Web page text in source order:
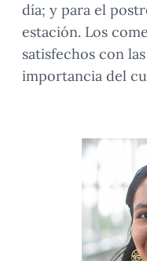
día; y para el
estación. Los
satisfechos con
importancia del